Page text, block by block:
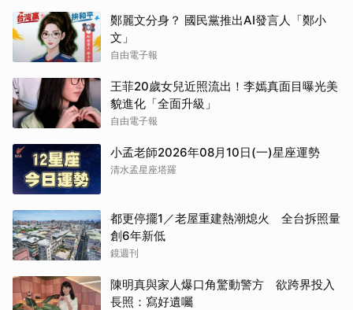
鄭麗文分身？ 國民黨推出AI發言人「鄭小
文」
自由電子報
王菲20歲女兒近照流出！李嫣真面目曝光美
貌進化「全面升級」
自由電子報
小孟老師2026年08月10日(一)星座運勢
清水孟星座塔羅
都更停擺1／老屋重建熱潮熄火 全台拆照量
創6年新低
鏡週刊
陳明真與家人爆口角驚動警方 欲跨界投入
長照：寫好遺囑